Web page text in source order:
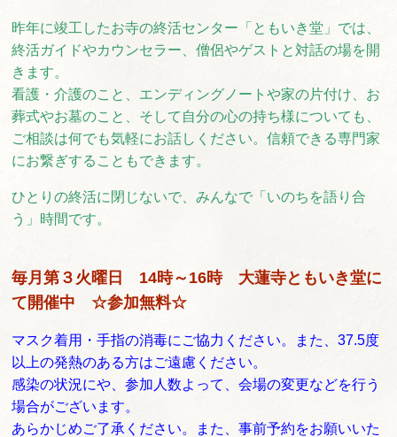
昨年に竣工したお寺の終活センター「ともいき堂」では、
終活ガイドやカウンセラー、僧侶やゲストと対話の場を開
きます。
看護・介護のこと、エンディングノートや家の片付け、お
葬式やお墓のこと、そして自分の心の持ち様についても、
ご相談は何でも気軽にお話しください。信頼できる専門家
にお繋ぎすることもできます。
ひとりの終活に閉じないで、みんなで「いのちを語り合
う」時間です。
毎月第３火曜日 14時～16時 大蓮寺ともいき堂に
て開催中 ☆参加無料☆
マスク着用・手指の消毒にご協力ください。また、37.5度
以上の発熱のある方はご遠慮ください。
感染の状況にや、参加人数よって、会場の変更などを行う
場合がございます。
あらかじめご了承ください。また、事前予約をお願いいた